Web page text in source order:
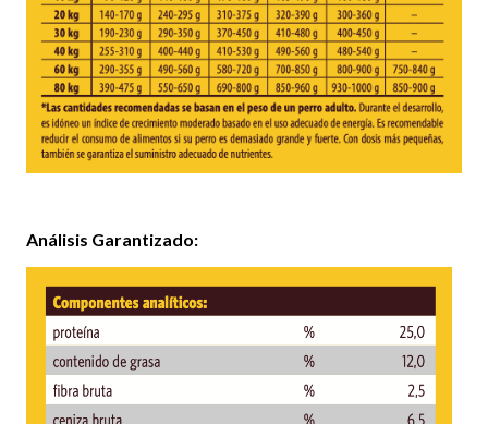
Análisis Garantizado: